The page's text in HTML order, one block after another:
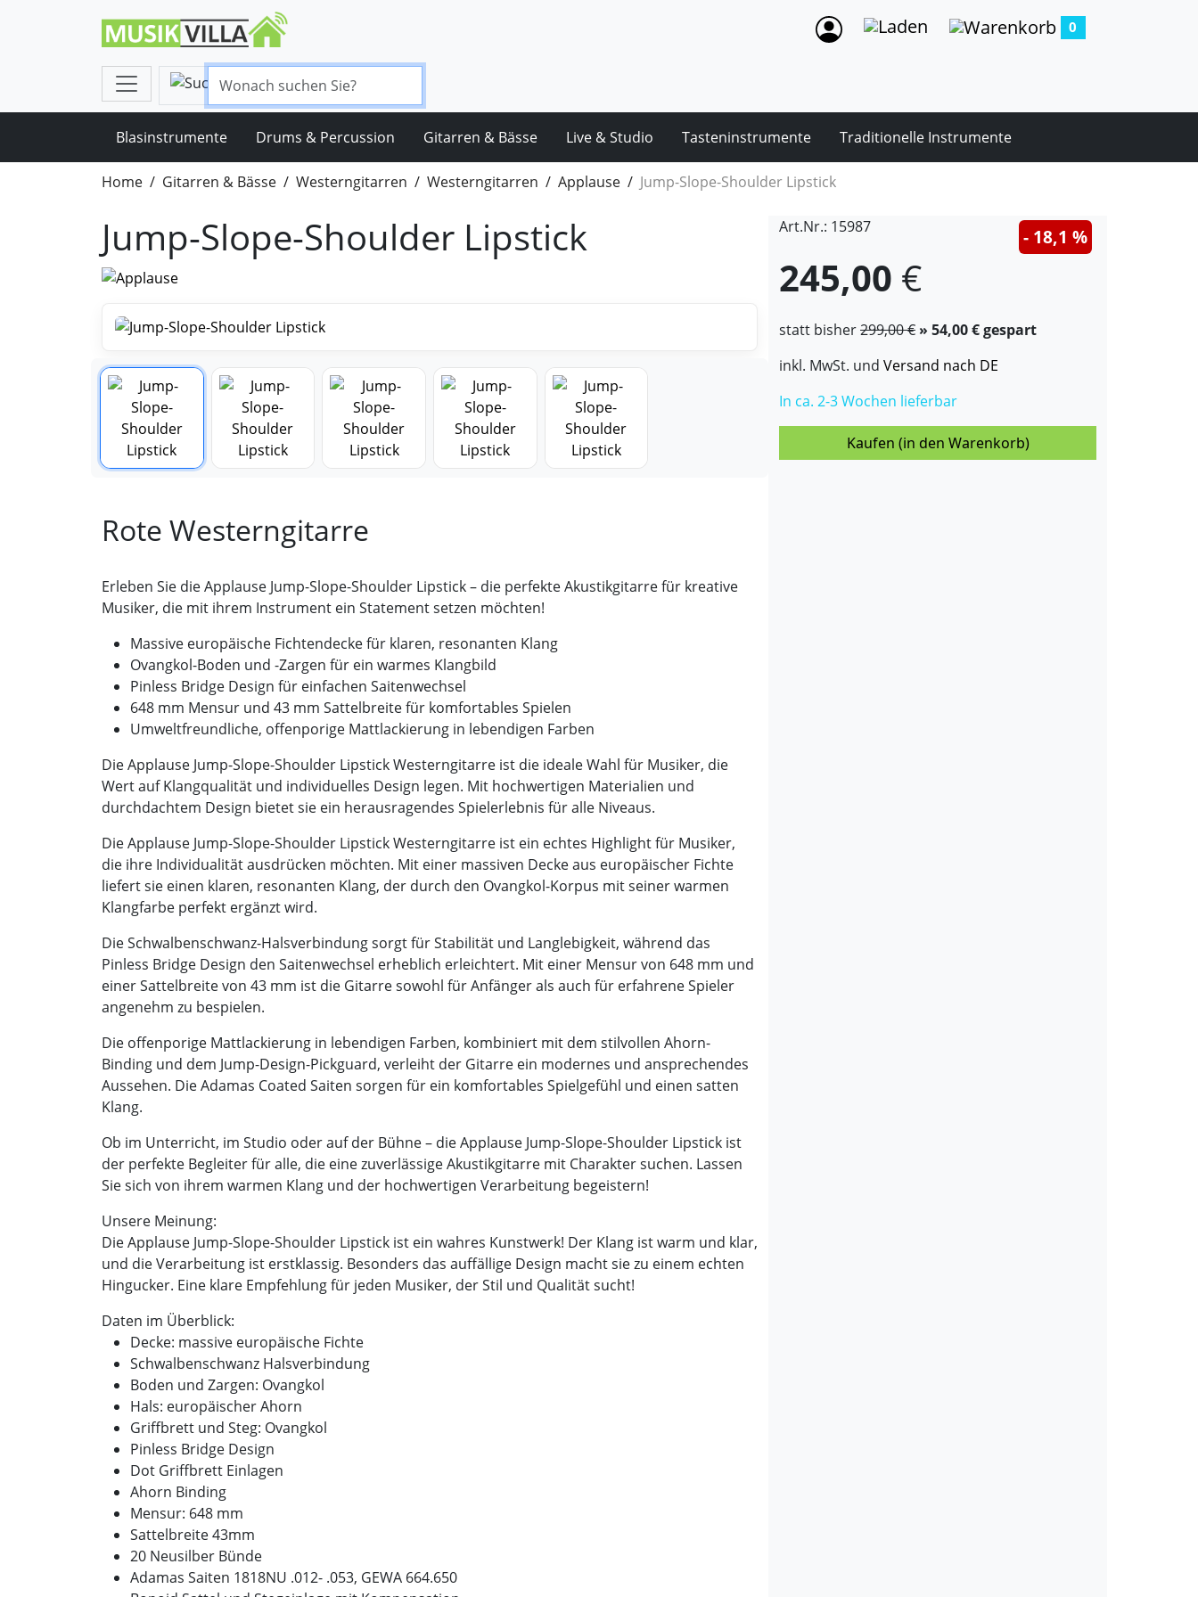
0
Blasinstrumente Drums & Percussion Gitarren & Bässe Live & Studio Tasteninstrumente Traditionelle Instrumente
Home Gitarren & Bässe Westerngitarren Westerngitarren Applause Jump-Slope-Shoulder Lipstick
Jump-Slope-Shoulder Lipstick
Rote Westerngitarre
Erleben Sie die Applause Jump-Slope-Shoulder Lipstick – die perfekte Akustikgitarre für kreative
Musiker, die mit ihrem Instrument ein Statement setzen möchten!
Massive europäische Fichtendecke für klaren, resonanten Klang
Ovangkol-Boden und -Zargen für ein warmes Klangbild
Pinless Bridge Design für einfachen Saitenwechsel
648 mm Mensur und 43 mm Sattelbreite für komfortables Spielen
Umweltfreundliche, offenporige Mattlackierung in lebendigen Farben
Die Applause Jump-Slope-Shoulder Lipstick Westerngitarre ist die ideale Wahl für Musiker, die
Wert auf Klangqualität und individuelles Design legen. Mit hochwertigen Materialien und
durchdachtem Design bietet sie ein herausragendes Spielerlebnis für alle Niveaus.
Die Applause Jump-Slope-Shoulder Lipstick Westerngitarre ist ein echtes Highlight für Musiker,
die ihre Individualität ausdrücken möchten. Mit einer massiven Decke aus europäischer Fichte
liefert sie einen klaren, resonanten Klang, der durch den Ovangkol-Korpus mit seiner warmen
Klangfarbe perfekt ergänzt wird.
Die Schwalbenschwanz-Halsverbindung sorgt für Stabilität und Langlebigkeit, während das
Pinless Bridge Design den Saitenwechsel erheblich erleichtert. Mit einer Mensur von 648 mm und
einer Sattelbreite von 43 mm ist die Gitarre sowohl für Anfänger als auch für erfahrene Spieler
angenehm zu bespielen.
Die offenporige Mattlackierung in lebendigen Farben, kombiniert mit dem stilvollen Ahorn-
Binding und dem Jump-Design-Pickguard, verleiht der Gitarre ein modernes und ansprechendes
Aussehen. Die Adamas Coated Saiten sorgen für ein komfortables Spielgefühl und einen satten
Klang.
Ob im Unterricht, im Studio oder auf der Bühne – die Applause Jump-Slope-Shoulder Lipstick ist
der perfekte Begleiter für alle, die eine zuverlässige Akustikgitarre mit Charakter suchen. Lassen
Sie sich von ihrem warmen Klang und der hochwertigen Verarbeitung begeistern!
Unsere Meinung:
Die Applause Jump-Slope-Shoulder Lipstick ist ein wahres Kunstwerk! Der Klang ist warm und klar,
und die Verarbeitung ist erstklassig. Besonders das auffällige Design macht sie zu einem echten
Hingucker. Eine klare Empfehlung für jeden Musiker, der Stil und Qualität sucht!
Daten im Überblick:
Decke: massive europäische Fichte
Schwalbenschwanz Halsverbindung
Boden und Zargen: Ovangkol
Hals: europäischer Ahorn
Griffbrett und Steg: Ovangkol
Pinless Bridge Design
Dot Griffbrett Einlagen
Ahorn Binding
Mensur: 648 mm
Sattelbreite 43mm
20 Neusilber Bünde
Adamas Saiten 1818NU .012- .053, GEWA 664.650
Art.Nr.: 15987
245,00 €
statt bisher299,00 € » 54,00 € gespart
- 18,1 %
inkl. MwSt. und Versand nach DE
In ca. 2-3 Wochen lieferbar
Kaufen (in den Warenkorb)